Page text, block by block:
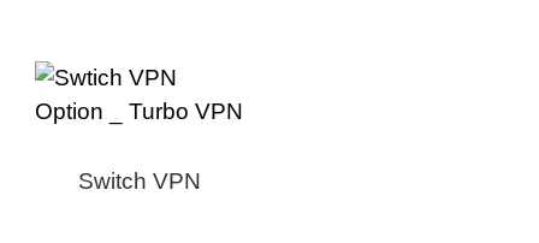
Switch VPN